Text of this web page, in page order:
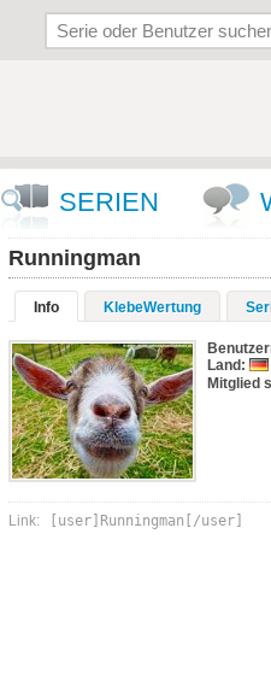
SERIEN
Runningman
Info KlebeWertung
Land:
Mitglied
Link: [user]Runningman[/user]